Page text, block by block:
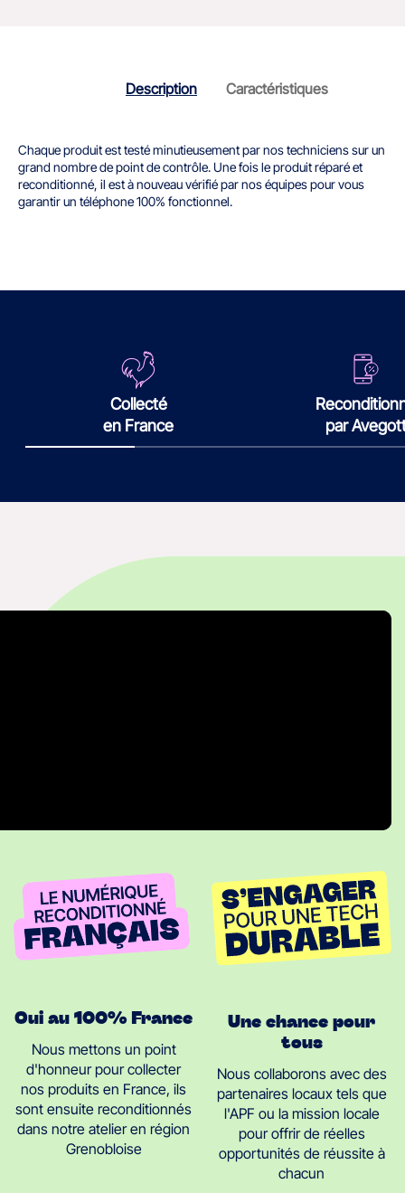
Description Caractéristiques
Chaque produit est testé minutieusement par nos techniciens sur un
grand nombre de point de contrôle. Une fois le produit réparé et
reconditionné, il est à nouveau vérifié par nos équipes pour vous
garantir un téléphone 100% fonctionnel.
Collecté
en France
par
Oui au 100% France
Nous mettons un point
d'honneur pour collecter
nos produits en France, ils
sont ensuite reconditionnés
dans notre atelier en région
Grenobloise
Une chance pour
tous
Nous collaborons avec des
partenaires locaux tels que
l'APF ou la mission locale
pour offrir de réelles
opportunités de réussite à
chacun